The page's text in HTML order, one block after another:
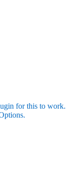
for this to work.